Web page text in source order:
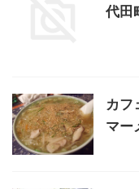
代田
カフ
マー